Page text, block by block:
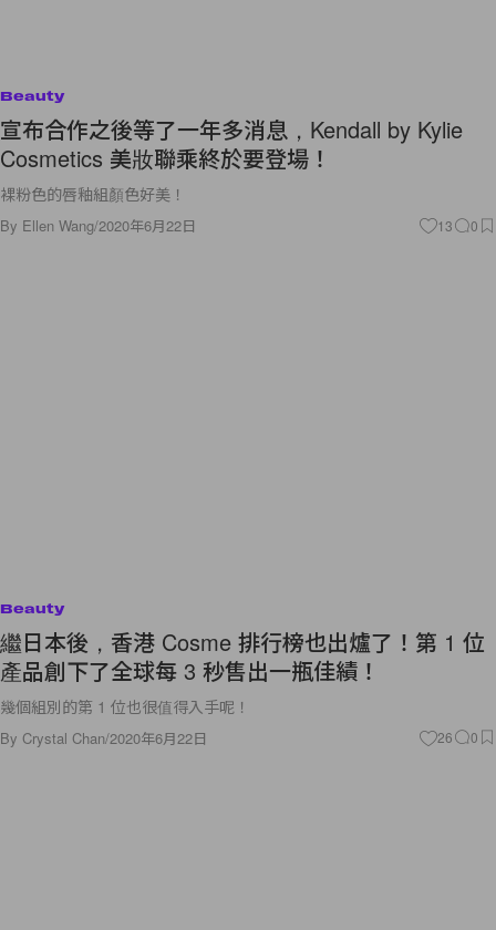
Beauty
宣布合作之後等了一年多消息，Kendall by Kylie
Cosmetics 美妝聯乘終於要登場！
裸粉色的唇釉組顏色好美！
By Ellen Wang/2020年6月22日 13 0
Beauty
繼日本後，香港 Cosme 排行榜也出爐了！第 1 位
產品創下了全球每 3 秒售出一瓶佳績！
幾個組別的第 1 位也很值得入手呢！
By Crystal Chan/2020年6月22日 26 0